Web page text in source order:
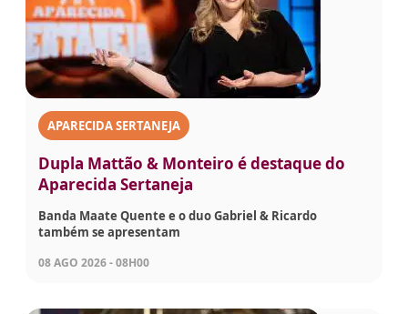
APARECIDA SERTANEJA
Dupla Mattão & Monteiro é destaque do
Aparecida Sertaneja
Banda Maate Quente e o duo Gabriel & Ricardo
também se apresentam
08 AGO 2026 - 08H00